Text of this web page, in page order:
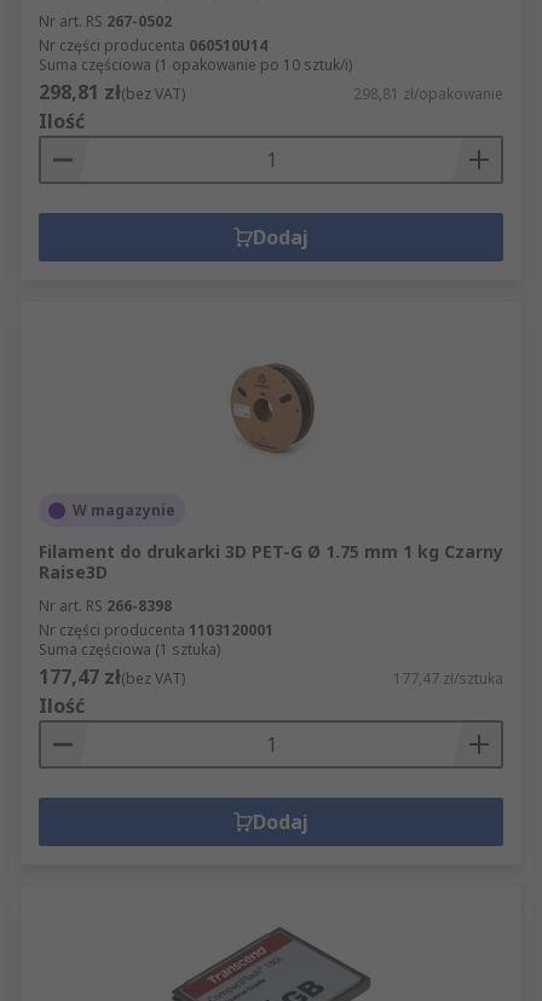
Nr art. RS 267-0502
Nr części producenta 060510U14
Suma częściowa (1 opakowanie po 10 sztuk/i)
298,81 zł(bez VAT) 298,81 zł/opakowanie
Ilość
Dodaj
W magazynie
Filament do drukarki 3D PET-G Ø 1.75 mm 1 kg Czarny
Raise3D
Nr art. RS 266-8398
Nr części producenta 1103120001
Suma częściowa (1 sztuka)
177,47 zł(bez VAT) 177,47 zł/sztuka
Ilość
Dodaj